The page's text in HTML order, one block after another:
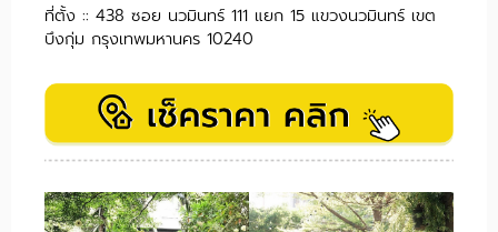
ที่ตั้ง :: 438 ซอย นวมินทร์ 111 แยก 15 แขวงนวมินทร์ เขต
บึงกุ่ม กรุงเทพมหานคร 10240